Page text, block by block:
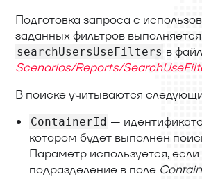
Подготовка запроса с
заданных фильтров
searchUsersUseFilters в
Scenarios/Reports/
В поиске учитываются
ContainerId —
котором будет выполнен
Параметр используется,
подразделение в поле